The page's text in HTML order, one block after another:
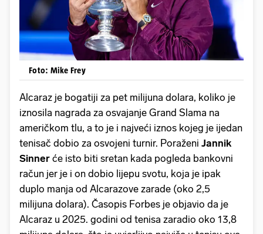
Foto: Mike Frey
Alcaraz je bogatiji za pet milijuna dolara, koliko je
iznosila nagrada za osvajanje Grand Slama na
američkom tlu, a to je i najveći iznos kojeg je ijedan
tenisač dobio za osvojeni turnir. Poraženi Jannik
Sinner će isto biti sretan kada pogleda bankovni
račun jer je i on dobio lijepu svotu, koja je ipak
duplo manja od Alcarazove zarade (oko 2,5
milijuna dolara). Časopis Forbes je objavio da je
Alcaraz u 2025. godini od tenisa zaradio oko 13,8